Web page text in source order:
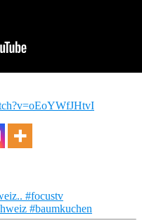
#focustv
#baumkuchen